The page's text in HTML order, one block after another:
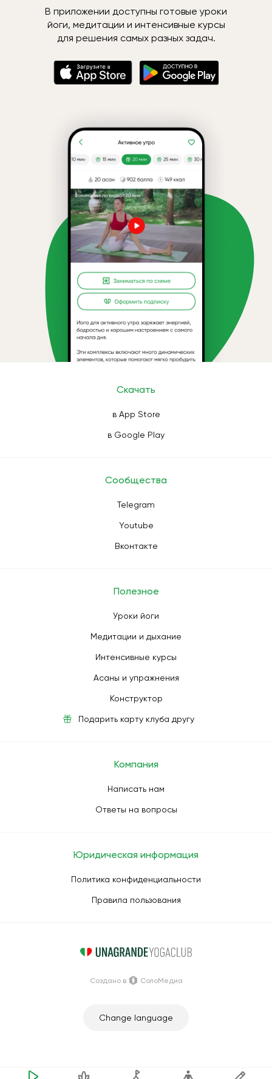
В приложении доступны готовые уроки
йоги, медитации и интенсивные курсы
для решения самых разных задач.
Скачать
в App Store
в Google Play
Сообщества
Telegram
Youtube
Вконтакте
Полезное
Уроки йоги
Медитации и дыхание
Интенсивные курсы
Асаны и упражнения
Конструктор
Подарить карту клуба другу
Компания
Написать нам
Ответы на вопросы
Юридическая информация
Политика конфиденциальности
Правила пользования
Change language
Создано в СолоМедиа